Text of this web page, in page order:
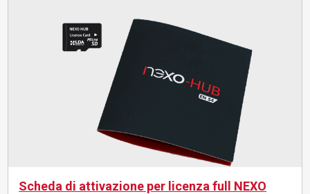
Scheda di attivazione per licenza full NEXO